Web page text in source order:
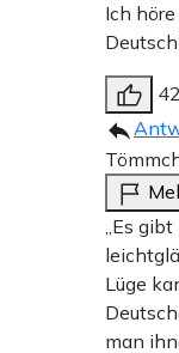
Ich
42
„Es
Lüge
man